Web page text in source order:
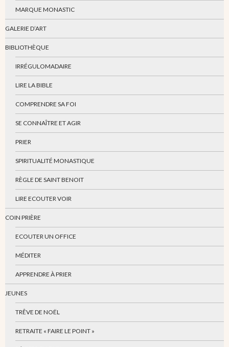
MARQUE MONASTIC
GALERIE D’ART
BIBLIOTHÈQUE
IRRÉGULOMADAIRE
LIRE LA BIBLE
COMPRENDRE SA FOI
SE CONNAÎTRE ET AGIR
PRIER
SPIRITUALITÉ MONASTIQUE
RÈGLE DE SAINT BENOIT
LIRE ECOUTER VOIR
COIN PRIÈRE
ECOUTER UN OFFICE
MÉDITER
APPRENDRE À PRIER
JEUNES
TRÊVE DE NOËL
RETRAITE « FAIRE LE POINT »